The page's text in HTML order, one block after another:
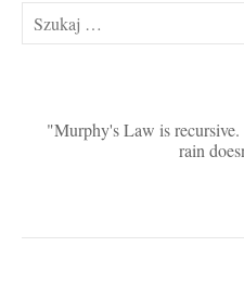
Szukaj:
Murphy's Law is
rain